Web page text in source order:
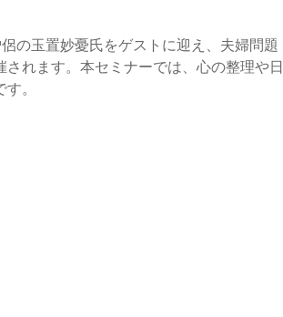
の玉置妙憂氏をゲストに迎え、夫婦問題
れます。本セミナーでは、心の整理や日
。